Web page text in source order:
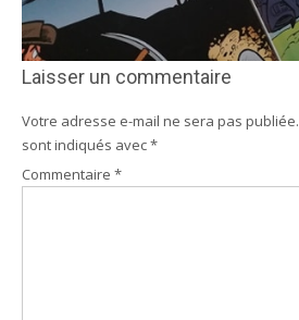
Laisser un commentaire
Votre adresse e-mail ne sera pas publiée.
sont indiqués avec*
Commentaire *